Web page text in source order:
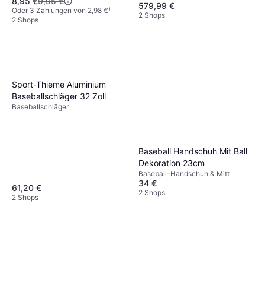
Oder 3 Zahlungen von 2,98 €¹
2 Shops
579,99 €
2 Shops
Sport-Thieme Aluminium
Baseballschläger 32 Zoll
Baseballschläger
61,20 €
2 Shops
Baseball Handschuh Mit Ball
Dekoration 23cm
Baseball-Handschuh & Mitt
34 €
2 Shops